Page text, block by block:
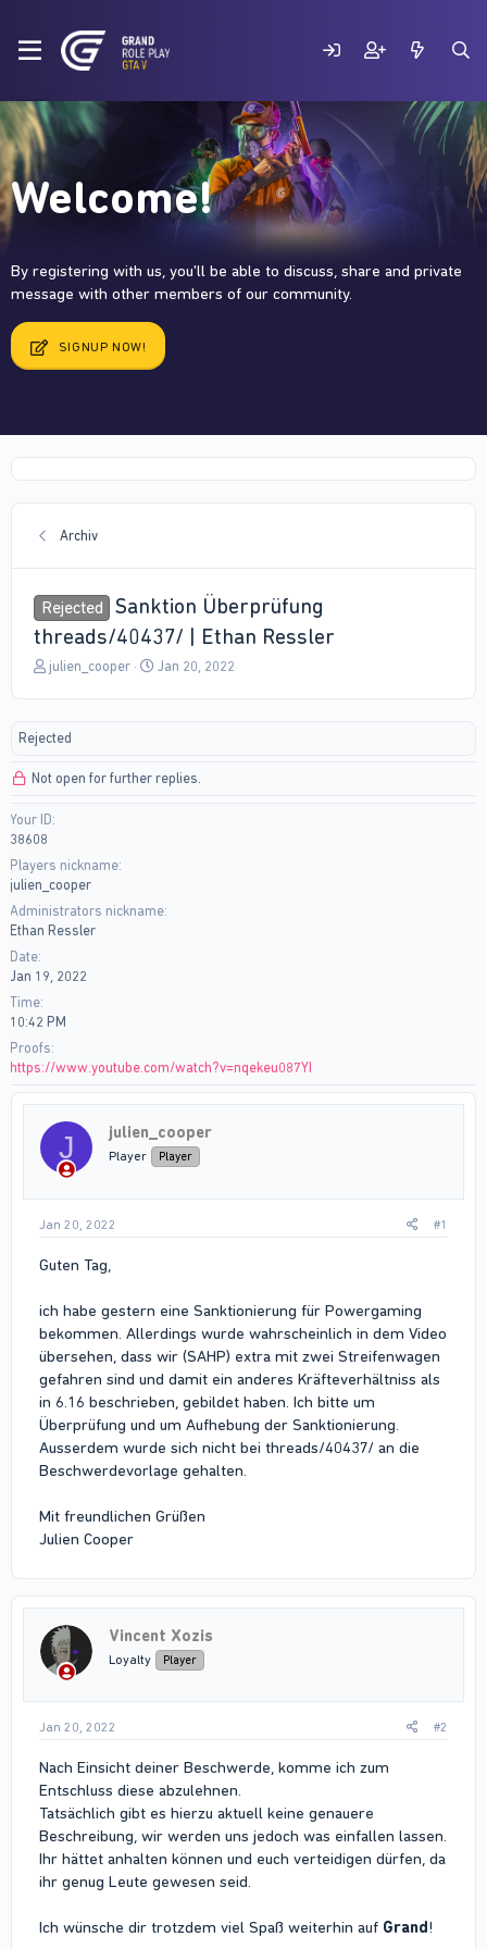
Welcome!
By registering with us, you'll be able to discuss, share and private
message with other members of our community.
SIGNUP NOW!
Archiv
Rejected
Sanktion Überprüfung
threads/40437/ | Ethan Ressler
T
a
s
a
t
e
julien_cooper
S
a
Jan 20, 2022
Rejected
Not open for further replies.
Your ID
38608
Players nickname
julien_cooper
Administrators nickname
Ethan Ressler
Date
Jan 19, 2022
Time
10:42 PM
Proofs
https://www.youtube.com/watch?v=nqekeu087YI
J julien_cooper
Player Player
Jan 20, 2022 #1
Guten Tag,
ich habe gestern eine Sanktionierung für Powergaming
bekommen. Allerdings wurde wahrscheinlich in dem Video
übersehen, dass wir (SAHP) extra mit zwei Streifenwagen
gefahren sind und damit ein anderes Kräfteverhältniss als
in 6.16 beschrieben, gebildet haben. Ich bitte um
Überprüfung und um Aufhebung der Sanktionierung.
Ausserdem wurde sich nicht bei threads/40437/ an die
Beschwerdevorlage gehalten.
Mit freundlichen Grüßen
Julien Cooper
Vincent Xozis
Loyalty Player
Jan 20, 2022 #2
Nach Einsicht deiner Beschwerde, komme ich zum
Entschluss diese abzulehnen.
Tatsächlich gibt es hierzu aktuell keine genauere
Beschreibung, wir werden uns jedoch was einfallen lassen.
Ihr hättet anhalten können und euch verteidigen dürfen, da
ihr genug Leute gewesen seid.
Ich wünsche dir trotzdem viel Spaß weiterhin auf Grand!